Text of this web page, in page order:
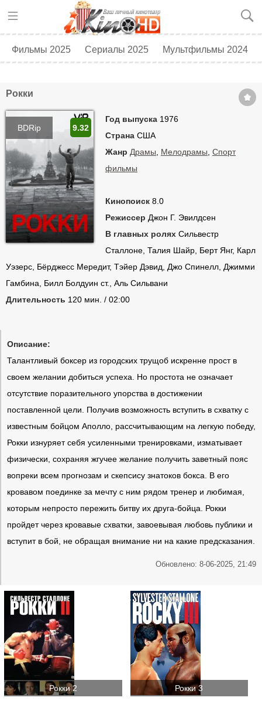
Фильмы 2025 Сериалы 2025 Мультфильмы 2024
Рокки
BDRip
Год выпуска 1976
Страна США
Жанр Драмы Мелодрамы Спорт
фильмы
Кинопоиск 8.0
Режиссер Джон Г. Эвилдсен
В главных ролях Сильвестр
Сталлоне, Талия Шайр, Берт Янг, Карл
Уэзерс, Бёрджесс Мередит, Тэйер Дэвид, Джо Спинелл, Джимми
Гамбина, Билл Болдуин ст., Аль Сильвани
Длительность 120 мин. / 02:00
9.32
Описание:
Талантливый боксер из городских трущоб искренне прост в
своем желании добиться успеха. Но простота не означает
отсутствие поразительного упорства в достижении
поставленной цели. Получив возможность вступить в схватку с
известным бойцом Аполло, рассчитывающим на легкую победу,
Рокки изнуряет себя усиленными тренировками, изматывает
физически, сохраняя жгучее желание получить заветный пояс
вопреки всем прогнозам и скепсису знатоков бокса. В его
кровавом поединке за мечту с ним рядом тренер и любимая,
которым непросто пережить битву их друга-бойца. Рокки
пройдет через кровавые схватки, завоевывая любовь публики и
вступит в бой, не обращая внимание ни на какие предсказания.
Обновлено: 8-06-2025, 21:49
Рокки 2 Рокки 3